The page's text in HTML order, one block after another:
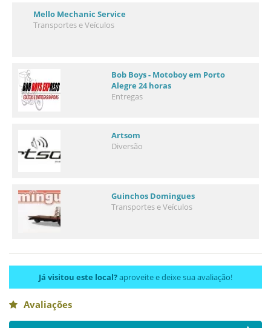
Mello Mechanic Service
Transportes e Veículos
Bob Boys - Motoboy em Porto
Alegre 24 horas
Entregas
Artsom
Diversão
Guinchos Domingues
Transportes e Veículos
Já visitou este local?aproveite e deixe sua avaliação!
Avaliações